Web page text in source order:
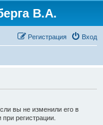
В.А.
Вход
Регистрация
вы не изменили его в
регистрации.